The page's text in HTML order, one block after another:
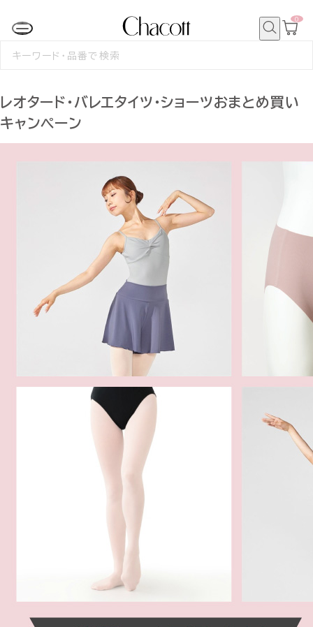
カ
0
検
レオタード・バレエタイツ・ショーツおまとめ買い
キャンペーン